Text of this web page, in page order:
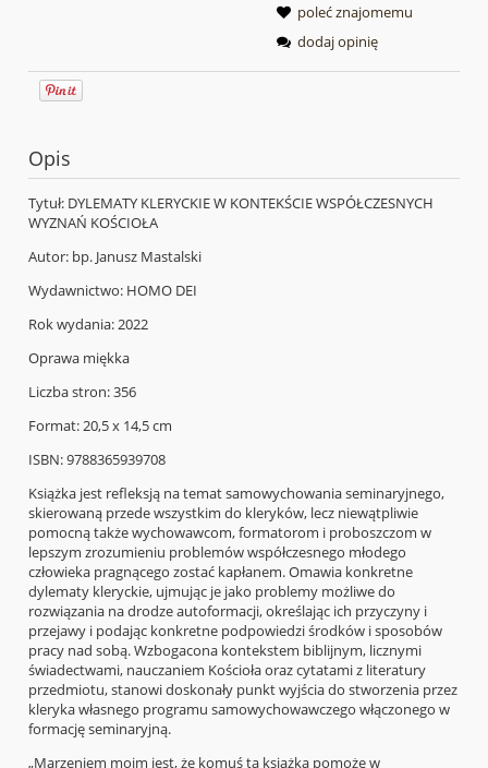
poleć znajomemu
dodaj opinię
Opis
Tytuł: DYLEMATY KLERYCKIE W KONTEKŚCIE WSPÓŁCZESNYCH
WYZNAŃ KOŚCIOŁA
Autor: bp. Janusz Mastalski
Wydawnictwo: HOMO DEI
Rok wydania: 2022
Oprawa miękka
Liczba stron: 356
Format: 20,5 x 14,5 cm
ISBN: 9788365939708
Książka jest refleksją na temat samowychowania seminaryjnego,
skierowaną przede wszystkim do kleryków, lecz niewątpliwie
pomocną także wychowawcom, formatorom i proboszczom w
lepszym zrozumieniu problemów współczesnego młodego
człowieka pragnącego zostać kapłanem. Omawia konkretne
dylematy kleryckie, ujmując je jako problemy możliwe do
rozwiązania na drodze autoformacji, określając ich przyczyny i
przejawy i podając konkretne podpowiedzi środków i sposobów
pracy nad sobą. Wzbogacona kontekstem biblijnym, licznymi
świadectwami, nauczaniem Kościoła oraz cytatami z literatury
przedmiotu, stanowi doskonały punkt wyjścia do stworzenia przez
kleryka własnego programu samowychowawczego włączonego w
formację seminaryjną.
„Marzeniem moim jest, że komuś ta książka pomoże w